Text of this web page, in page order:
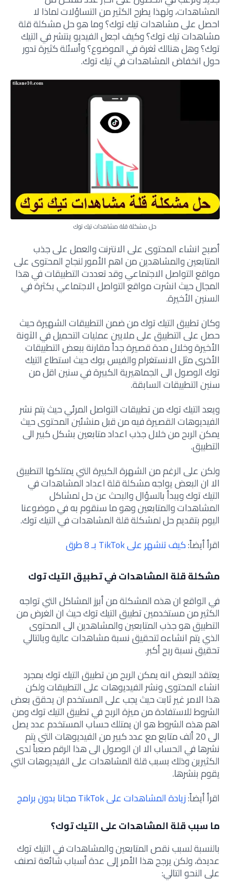
المشاهدات، ولهذا يطرح الكثير من التساؤلات لماذا لا
احصل على مشاهدات تيك توك؟ وما هو حل مشكلة قلة
مشاهدات تيك توك؟ وكيف اجعل الفيديو ينتشر في التيك
توك؟ وهل هنالك ثغرة في الموضوع؟ وأسئلة كثيرة تدور
حول انخفاض المشاهدات في تيك توك.
حل مشكلة قلة مشاهدات تيك توك
أصبح انشاء المحتوى على الانترنت والعمل على جذب
المتابعين والمشاهدين من اهم الأمور لنجاح المحتوى على
مواقع التواصل الاجتماعي وقد تعددت التطبيقات في هذا
المجال حيث انشرت مواقع التواصل الاجتماعي بكثرة في
السنين الأخيرة.
وكان تطبيق التيك توك من ضمن التطبيقات الشهيرة حيث
حصل على التطبيق على ملايين عمليات التحميل في الآونة
الأخيرة وخلال مدة قصيرة جداً مقارنة ببعض التطبيقات
الأخرى مثل الانستغرام والفيس بوك حيث استطاع التيك
توك الوصول الى الجماهيرية الكبيرة في سنين اقل من
سنين التطبيقات السابقة.
ويعد التيك توك من تطبيقات التواصل المرئي حيث يتم نشر
الفيديوهات القصيرة فيه من قبل منشئين المحتوى حيث
يمكن الربح من خلال جذب اعداد متابعين بشكل كبير الى
التطبيق.
ولكن على الرغم من الشهرة الكبيرة التي يمتلكها التطبيق
الا ان البعض يواجه مشكلة قلة اعداد المشاهدات في
التيك توك ويبدأ بالسؤال والبحث عن حل لمشاكل
المشاهدات والمتابعين وهو ما سنقوم به في موضوعنا
اليوم بتقديم حل لمشكلة قلة المشاهدات في التيك توك.
اقرأ أيضاً:كيف تنشهر على TikTok بـ 8 طرق
مشكلة قلة المشاهدات في تطبيق التيك توك
في الواقع ان هذه المشكلة من أبرز المشاكل التي تواجه
الكثير من مستخدمين تطبيق التيك توك حيث ان الغرض من
التطبيق هو جذب المتابعين والمشاهدين الى المحتوى
الذي يتم انشاءه لتحقيق نسبة مشاهدات عالية وبالتالي
تحقيق نسبة ربح أكبر.
يعتقد البعض انه يمكن الربح من تطبيق التيك توك بمجرد
انشاء المحتوى ونشر الفيديوهات على التطبيقات ولكن
هذا الامر غير ثابت حيث يجب على المستخدم ان يحقق بعض
الشروط للاستفادة من ميزة الربح في تطبيق التيك توك ومن
اهم هذه الشروط هو ان يمتلك حساب المستخدم عدد يصل
الى 20 ألف متابع مع عدد كبير من الفيديوهات التي يتم
نشرها في الحساب الا ان الوصول الى هذا الرقم صعباً لدى
الكثيرين وذلك بسبب قلة المشاهدات على الفيديوهات التي
يقوم بنشرها.
اقرأ أيضاً:زيادة المشاهدات على TikTok مجانا بدون برامج
ما سبب قلة المشاهدات على التيك توك؟
بالنسبة لسبب نقص المتابعين والمشاهدات في التيك توك
عديدة، ولكن يرجح هذا الأمر إلى عدة أسباب شائعة تصنف
على النحو التالي: